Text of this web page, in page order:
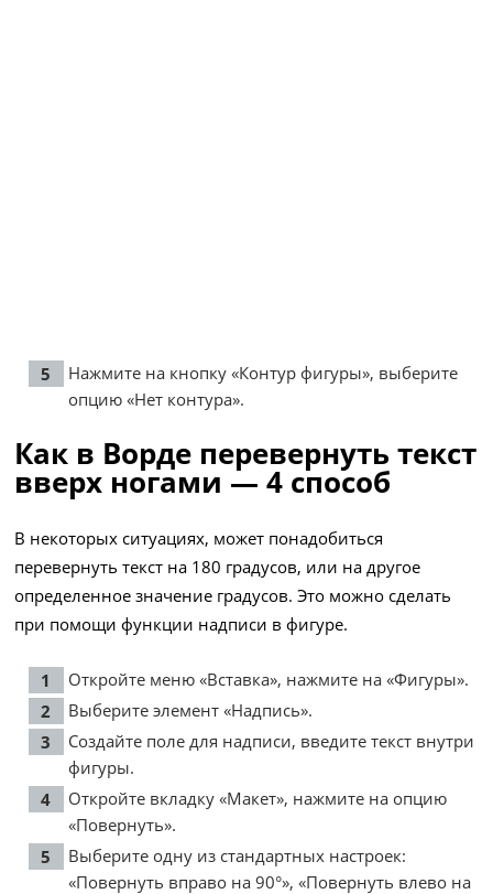
Нажмите на кнопку «Контур фигуры», выберите
опцию «Нет контура».
Как в Ворде перевернуть текст
вверх ногами — 4 способ
В некоторых ситуациях, может понадобиться
перевернуть текст на 180 градусов, или на другое
определенное значение градусов. Это можно сделать
при помощи функции надписи в фигуре.
Откройте меню «Вставка», нажмите на «Фигуры».
Выберите элемент «Надпись».
Создайте поле для надписи, введите текст внутри
фигуры.
Откройте вкладку «Макет», нажмите на опцию
«Повернуть».
Выберите одну из стандартных настроек:
«Повернуть вправо на 90°», «Повернуть влево на